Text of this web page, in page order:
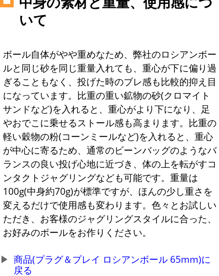
いて
ボール自体がやや重めなため、弊社のロシアンボー
ルと同じ砂を同じ重量入れても、重心が下に偏り過
ぎることもなく、投げた時のブレ感も比較的抑え目
になっています。比重の重い鉱物の砂(クロマイト
サンドなど)を入れると、重心がより下になり、足
やおでこに乗せるストール感も高まります。比重の
軽い穀物の粉(コーンミールなど)を入れると、重心
が中心に寄るため、通常のビーンバッグのようなバ
ランスの良い投げ心地に近づき、体の上を転がすコ
ンタクトジャグリングなども可能です。重量は
100g(中身約70g)が標準ですが、ほんの少し重さを
変えるだけで使用感も変わります。色々とお試しい
ただき、お客様のジャグリングスタイルに合った、
お好みのボールをお作りください。
商品(プラグ＆プレイ ロシアンボール 65mm)に
戻る